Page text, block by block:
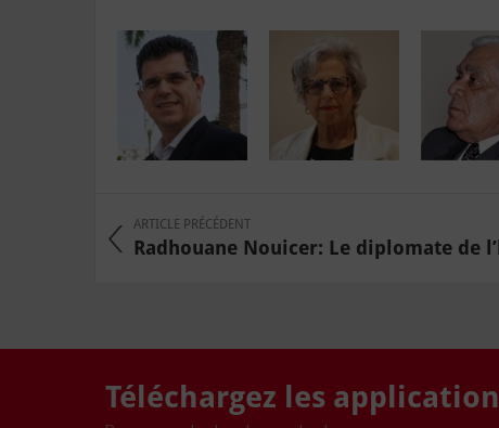
ARTICLE PRÉCÉDENT
Radhouane Nouicer: Le diplomate de
Téléchargez les